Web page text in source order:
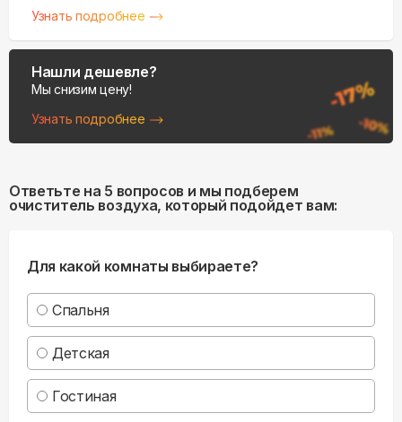
Узнать подробнее
Нашли дешевле?
Мы снизим цену!
Узнать подробнее
Ответьте на 5 вопросов и мы подберем
очиститель воздуха, который подойдет вам:
Для какой комнаты выбираете?
Спальня
Детская
Гостиная